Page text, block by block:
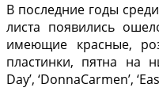
В последние годы
листа появились
имеющие красные,
пластинки, пятна на
Day’, ‘DonnaCarmen’,